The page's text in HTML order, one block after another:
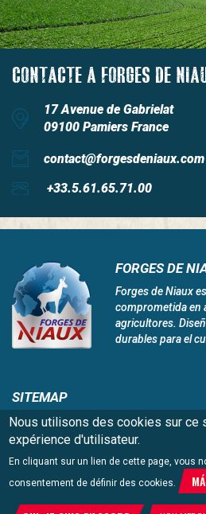
CONTACTE A FORGES DE
17 Avenue de Gabrielat
09100 Pamiers France
contact@forgesdeniaux.com
+33.5.61.65.71.00
FORGES DE
Forges de Niaux
comprometida en
agricultores.
durables para el
SITEMAP
Inicio
Niaux 200
Calidad y compromiso
Catalogo
Nous utilisons des cookies sur ce
expérience d'utilisateur.
En cliquant sur un lien de cette page, vous
consentement de définir des cookies.